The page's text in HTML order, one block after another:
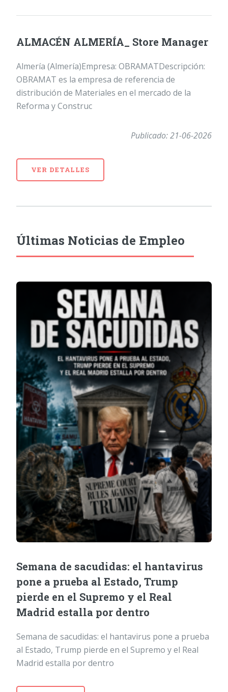
ALMACÉN ALMERÍA_ Store Manager
Almería (Almería)Empresa: OBRAMATDescripción:
OBRAMAT es la empresa de referencia de
distribución de Materiales en el mercado de la
Reforma y Construc
Publicado: 21-06-2026
VER DETALLES
Últimas Noticias de Empleo
Semana de sacudidas: el hantavirus
pone a prueba al Estado, Trump
pierde en el Supremo y el Real
Madrid estalla por dentro
Semana de sacudidas: el hantavirus pone a prueba
al Estado, Trump pierde en el Supremo y el Real
Madrid estalla por dentro